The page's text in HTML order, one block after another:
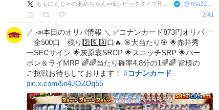
ももにんじゃのあめちゃん🍬&シビックタイプR（FK8）ライフ @msa220427
2:41
／ 📣本日のオリパ情報 ＼ ✅コナンカード873円オリパ
全500口 残り2️⃣5️⃣3️⃣口🔥 🎯大当たり🎯 🌟赤井秀
一SECサイン 🌟灰原哀SRCP 🌟スコッチSRP 🌟バー
ボン＆ライMRP 🌈🌈当たり確率4.8分の1🌈🌈 皆様の
ご挑戦お待ちしております！ #コナンカード
pic.x.com/5o4JOZOq55